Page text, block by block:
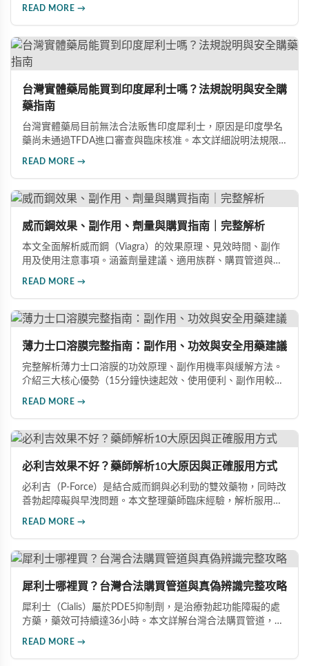
READ MORE →
台灣實體藥局能買到印度犀利士嗎？法規說明與安全購
藥指南
台灣實體藥局目前無法合法販售印度犀利士，原因是印度學名
藥尚未通過TFDA進口審查與臨床核准。本文詳細說明法規限
READ MORE →
威而鋼效果、副作用、劑量與購買指南｜完整解析
本文全面解析威而鋼（Viagra）的效果原理、見效時間、副作
用及使用注意事項。涵蓋劑量建議、適用族群、購買管道與價
READ MORE →
薄力士口溶膜完整指南：副作用、功效與安全用藥建議
完整解析薄力士口溶膜的功效原理、副作用機率與緩解方法。
介紹三大核心優勢（15分鐘快速起效、使用便利、副作用較
READ MORE →
必利吉效果不好？藥師解析10大原因與正確服用方式
必利吉（P-Force）是結合威而鋼與必利勁的雙效藥物，同時改
善勃起障礙與早洩問題。本文整理藥師臨床經驗，解析服用時
READ MORE →
犀利士哪裡買？台灣合法購買管道與真偽辨識完整攻略
犀利士（Cialis）屬於PDE5抑制劑，是治療勃起功能障礙的處
方藥，藥效可持續達36小時。本文詳解台灣合法購買管道，包
READ MORE →